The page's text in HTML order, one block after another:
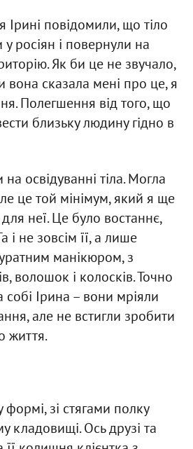
Ірині повідомили, що тіло
росіян і повернули на
Як би це не звучало,
вона сказала мені про це, я
Полегшення від того, що
близьку людину гідно в
освідуванні тіла. Могла
це той мінімум, який я ще
неї. Це було востаннє,
і не зовсім її, а лише
манікюром, з
волошок і колосків. Точно
собі Ірина – вони мріяли
але не встигли зробити
життя.
формі, зі стягами полку
кладовищі. Ось друзі та